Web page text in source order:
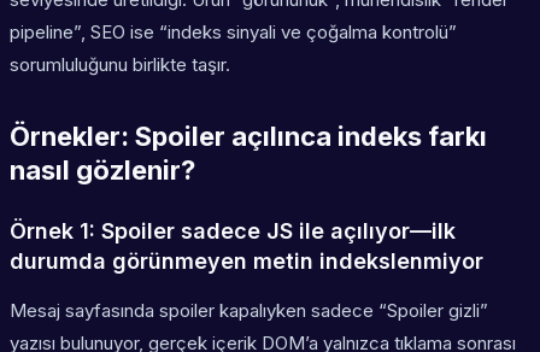
pipeline”, SEO ise “indeks sinyali ve çoğalma kontrolü”
sorumluluğunu birlikte taşır.
Örnekler: Spoiler açılınca indeks farkı
nasıl gözlenir?
Örnek 1: Spoiler sadece JS ile açılıyor—ilk
durumda görünmeyen metin indekslenmiyor
Mesaj sayfasında spoiler kapalıyken sadece “Spoiler gizli”
yazısı bulunuyor, gerçek içerik DOM’a yalnızca tıklama sonrası